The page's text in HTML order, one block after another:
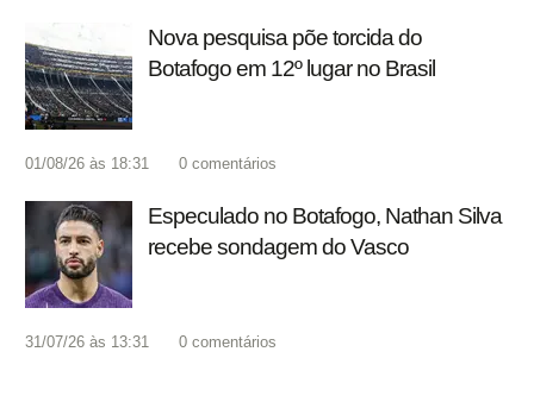
Nova pesquisa põe torcida do
Botafogo em 12º lugar no Brasil
01/08/26 às 18:31 0 comentários
Especulado no Botafogo, Nathan Silva
recebe sondagem do Vasco
31/07/26 às 13:31 0 comentários